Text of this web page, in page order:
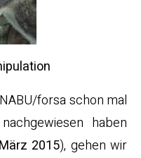
forsa schon mal
haben
2015), gehen wir